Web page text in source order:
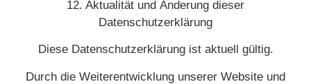
12. Aktualität und Änderung dieser
Datenschutzerklärung
Diese Datenschutzerklärung ist aktuell gültig.
Durch die Weiterentwicklung unserer Website und